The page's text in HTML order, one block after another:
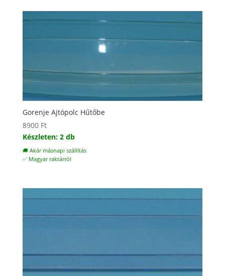
Gorenje Ajtópolc Hűtőbe
8900 Ft
Készleten: 2 db
🚚 Akár másnapi szállítás
✅ Magyar raktárról